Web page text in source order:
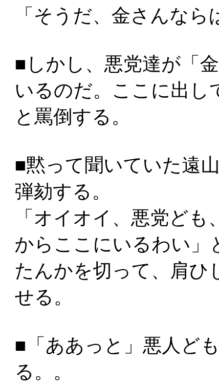
「そうだ、金さんな
■しかし、悪党達が「
いるのだ。ここに出し
と罵倒する。
■黙って聞いていた遠
弾劾する。
「オイオイ、悪党ど
からここにいるわい」
たんかを切って、肩ひ
せる。
■「ああっと」悪人ど
る。。